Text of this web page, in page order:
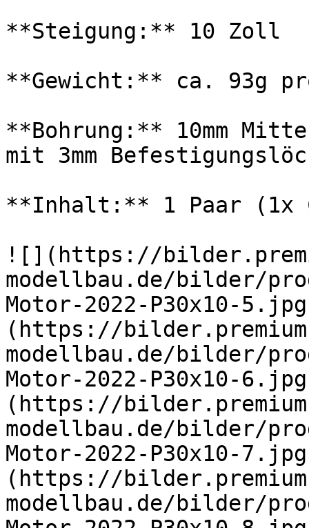
**Steigung:** 10 Zoll
**Gewicht:** ca. 93g
**Bohrung:** 10mm
mit 3mm
**Inhalt:** 1 Paar (1x
![](https://
modellbau.de/bilder/
Motor-2022-P30x10-
(https://
modellbau.de/bilder/
Motor-2022-P30x10-
(https://
modellbau.de/bilder/
Motor-2022-P30x10-
(https://
modellbau.de/bilder/